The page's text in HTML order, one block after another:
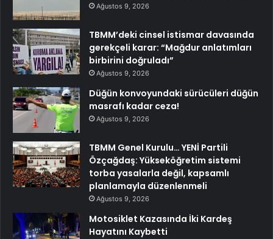
Ağustos 9, 2026
TBMM’deki cinsel istismar davasında
gerekçeli karar: “Mağdur anlatımları
birbirini doğruladı”
Ağustos 9, 2026
Düğün konvoyundaki sürücüleri düğün
masrafı kadar ceza!
Ağustos 9, 2026
TBMM Genel Kurulu… YENİ Partili
Özçağdaş: Yükseköğretim sistemi
torba yasalarla değil, kapsamlı
planlamayla düzenlenmeli
Ağustos 9, 2026
Motosiklet Kazasında İki Kardeş
Hayatını Kaybetti